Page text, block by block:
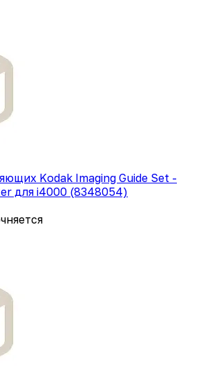
Kodak Imaging Guide Set -
для i4000 (8348054)